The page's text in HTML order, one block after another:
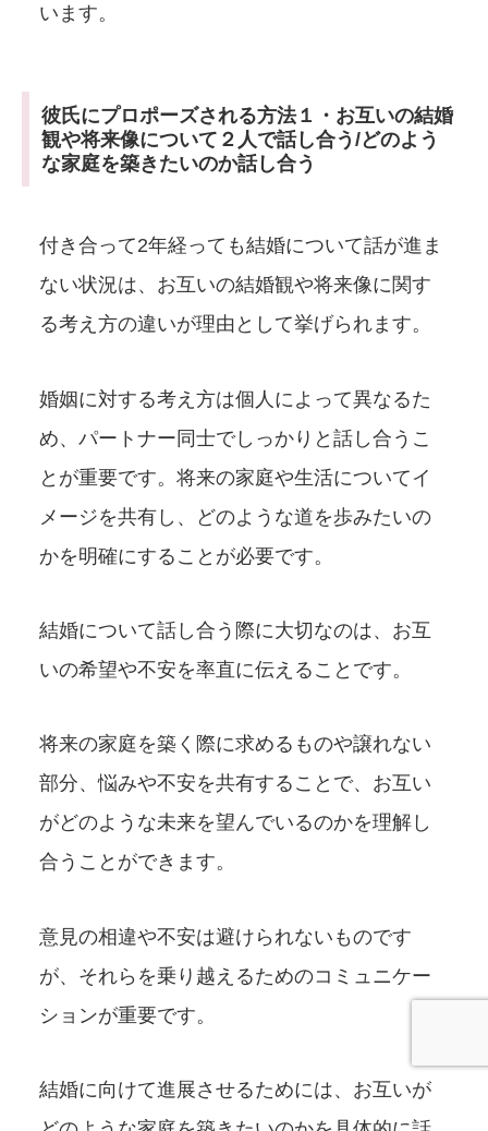
います。
彼氏にプロポーズされる方法１・お互いの結婚
観や将来像について２人で話し合う/どのよう
な家庭を築きたいのか話し合う
付き合って2年経っても結婚について話が進ま
ない状況は、お互いの結婚観や将来像に関す
る考え方の違いが理由として挙げられます。
婚姻に対する考え方は個人によって異なるた
め、パートナー同士でしっかりと話し合うこ
とが重要です。将来の家庭や生活についてイ
メージを共有し、どのような道を歩みたいの
かを明確にすることが必要です。
結婚について話し合う際に大切なのは、お互
いの希望や不安を率直に伝えることです。
将来の家庭を築く際に求めるものや譲れない
部分、悩みや不安を共有することで、お互い
がどのような未来を望んでいるのかを理解し
合うことができます。
意見の相違や不安は避けられないものです
が、それらを乗り越えるためのコミュニケー
ションが重要です。
結婚に向けて進展させるためには、お互いが